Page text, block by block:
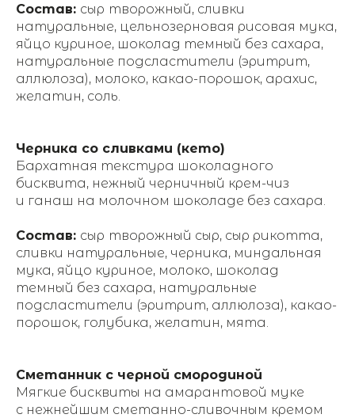
Состав: сыр творожный, сливки
натуральные, цельнозерновая рисовая мука,
яйцо куриное, шоколад темный без сахара,
натуральные подсластители (эритрит,
аллюлоза), молоко, какао-порошок, арахис,
желатин, соль.
Черника со сливками (кето)
Бархатная текстура шоколадного
бисквита, нежный черничный крем-чиз
и ганаш на молочном шоколаде без сахара.
Состав: сыр творожный сыр, сыр рикотта,
сливки натуральные, черника, миндальная
мука, яйцо куриное, молоко, шоколад
темный без сахара, натуральные
подсластители (эритрит, аллюлоза), какао-
порошок, голубика, желатин, мята.
Сметанник с черной смородиной
Мягкие бисквиты на амарантовой муке
с нежнейшим сметанно-сливочным кремом